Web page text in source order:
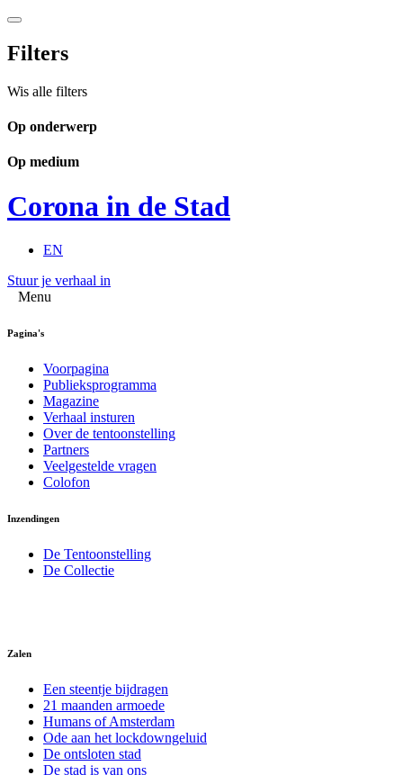
Filters
Wis alle filters
Op onderwerp
Op medium
Corona in de Stad
EN
Stuur je verhaal in
Menu
Pagina's
Voorpagina
Publieksprogramma
Magazine
Verhaal insturen
Over de tentoonstelling
Partners
Veelgestelde vragen
Colofon
Inzendingen
De Tentoonstelling
De Collectie
Zalen
Een steentje bijdragen
21 maanden armoede
Humans of Amsterdam
Ode aan het lockdowngeluid
De ontsloten stad
De stad is van ons